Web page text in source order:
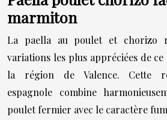
marmiton
La paella au poulet et chorizo
variations les plus appréciées de
la région de Valence. Cette
espagnole combine
poulet fermier avec le caractère